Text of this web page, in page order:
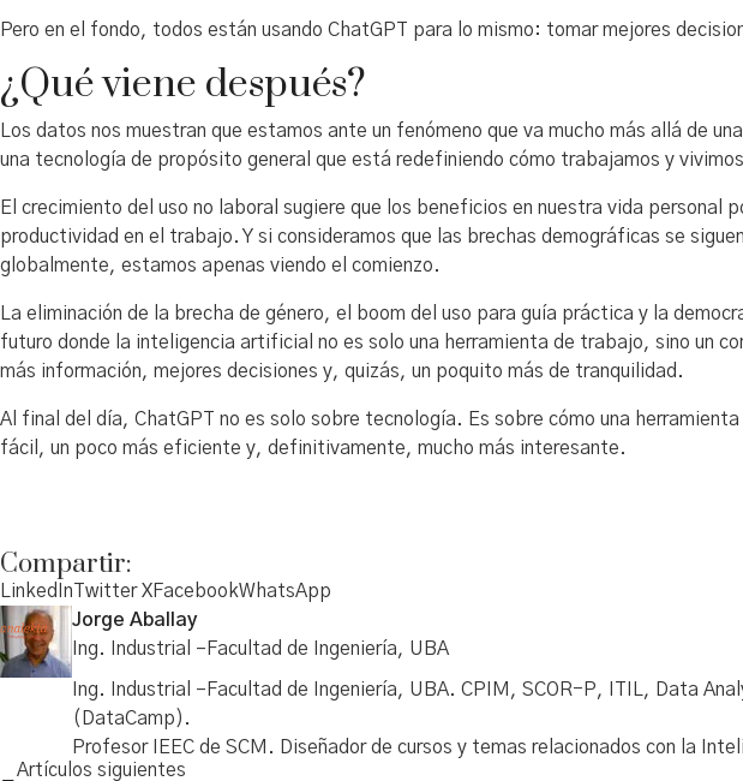
Pero en el fondo, todos están usando ChatGPT para lo mismo: tomar mejores
¿Qué viene después?
Los datos nos muestran que estamos ante un fenómeno que va mucho más allá de
una tecnología de propósito general que está redefiniendo cómo trabajamos y
El crecimiento del uso no laboral sugiere que los beneficios en nuestra vida personal
productividad en el trabajo. Y si consideramos que las brechas demográficas se
globalmente, estamos apenas viendo el comienzo.
La eliminación de la brecha de género, el boom del uso para guía práctica y la
futuro donde la inteligencia artificial no es solo una herramienta de trabajo, sino un
más información, mejores decisiones y, quizás, un poquito más de tranquilidad.
Al final del día, ChatGPT no es solo sobre tecnología. Es sobre cómo una
fácil, un poco más eficiente y, definitivamente, mucho más interesante.
Compartir:
LinkedIn Twitter XFacebookWhatsApp
Jorge Aballay
Ing. Industrial –Facultad de Ingeniería, UBA
Ing. Industrial –Facultad de Ingeniería, UBA. CPIM, SCOR-P, ITIL, Data
(DataCamp).
Profesor IEEC de SCM. Diseñador de cursos y temas relacionados con la
Artículos siguientes